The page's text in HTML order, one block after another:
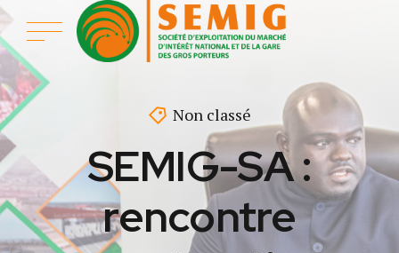
Non classé
SEMIG-SA :
rencontre